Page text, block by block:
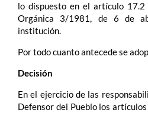
lo dispuesto en el artículo
Orgánica 3/1981, de 6 de
institución.
Por todo cuanto antecede se
Decisión
En el ejercicio de las
Defensor del Pueblo los